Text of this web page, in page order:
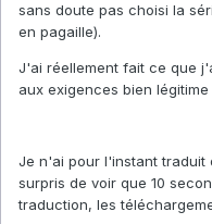
sans doute pas choisi la
en pagaille).
J'ai réellement fait ce que
aux exigences bien
Je n'ai pour l'instant traduit
surpris de voir que 10
traduction, les